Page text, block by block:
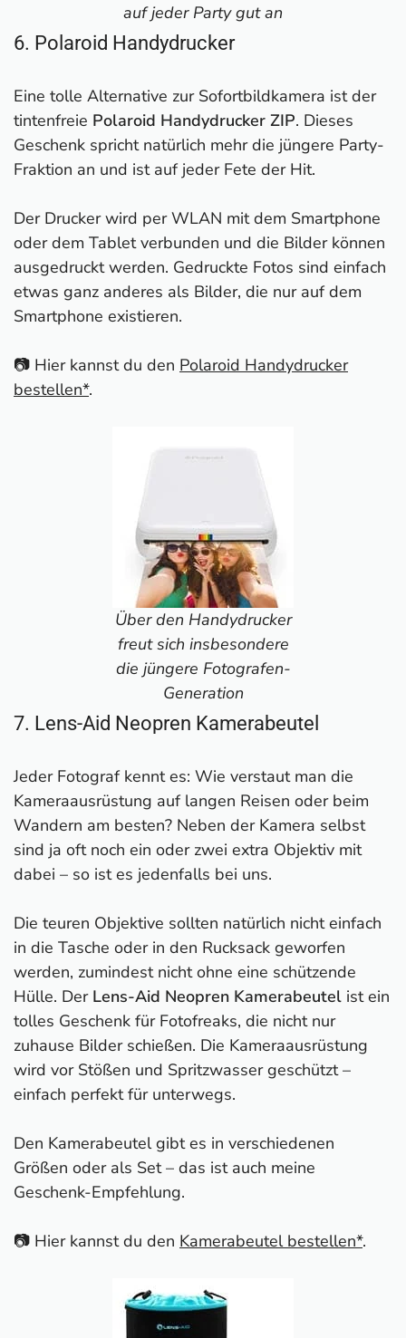
auf jeder Party gut an
6. Polaroid Handydrucker
Eine tolle Alternative zur Sofortbildkamera ist der
tintenfreie Polaroid Handydrucker ZIP. Dieses
Geschenk spricht natürlich mehr die jüngere Party-
Fraktion an und ist auf jeder Fete der Hit.
Der Drucker wird per WLAN mit dem Smartphone
oder dem Tablet verbunden und die Bilder können
ausgedruckt werden. Gedruckte Fotos sind einfach
etwas ganz anderes als Bilder, die nur auf dem
Smartphone existieren.
📷 Hier kannst du den Polaroid Handydrucker
bestellen*.
Über den Handydrucker
freut sich insbesondere
die jüngere Fotografen-
Generation
7. Lens-Aid Neopren Kamerabeutel
Jeder Fotograf kennt es: Wie verstaut man die
Kameraausrüstung auf langen Reisen oder beim
Wandern am besten? Neben der Kamera selbst
sind ja oft noch ein oder zwei extra Objektiv mit
dabei – so ist es jedenfalls bei uns.
Die teuren Objektive sollten natürlich nicht einfach
in die Tasche oder in den Rucksack geworfen
werden, zumindest nicht ohne eine schützende
Hülle. Der Lens-Aid Neopren Kamerabeutel ist ein
tolles Geschenk für Fotofreaks, die nicht nur
zuhause Bilder schießen. Die Kameraausrüstung
wird vor Stößen und Spritzwasser geschützt –
einfach perfekt für unterwegs.
Den Kamerabeutel gibt es in verschiedenen
Größen oder als Set – das ist auch meine
Geschenk-Empfehlung.
📷 Hier kannst du den Kamerabeutel bestellen*.